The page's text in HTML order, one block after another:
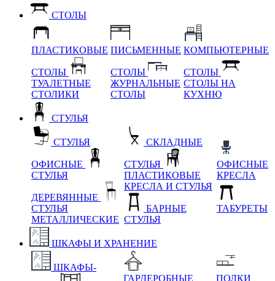
СТОЛЫ
ПЛАСТИКОВЫЕ
СТОЛЫ
ТУАЛЕТНЫЕ
СТОЛИКИ
ПИСЬМЕННЫЕ
СТОЛЫ
ЖУРНАЛЬНЫЕ
СТОЛЫ
КОМПЬЮТЕРНЫЕ
СТОЛЫ
СТОЛЫ НА
КУХНЮ
СТУЛЬЯ
СТУЛЬЯ
ОФИСНЫЕ
СТУЛЬЯ
ДЕРЕВЯННЫЕ
СТУЛЬЯ
МЕТАЛЛИЧЕСКИЕ
СКЛАДНЫЕ
СТУЛЬЯ
ПЛАСТИКОВЫЕ
КРЕСЛА И СТУЛЬЯ
БАРНЫЕ
СТУЛЬЯ
ОФИСНЫЕ
КРЕСЛА
ТАБУРЕТЫ
ШКАФЫ И ХРАНЕНИЕ
ШКАФЫ-
ГАРДЕРОБНЫЕ
ПОЛКИ